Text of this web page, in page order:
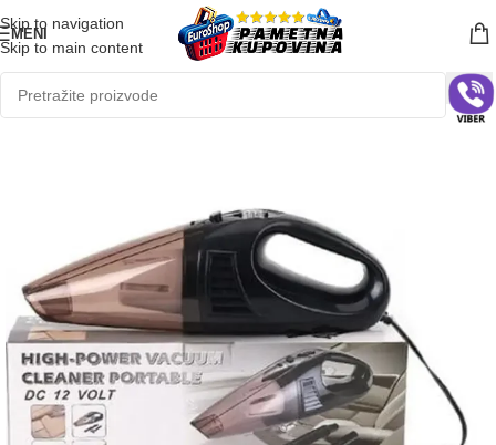
Skip to navigation
Skip to main content
MENI